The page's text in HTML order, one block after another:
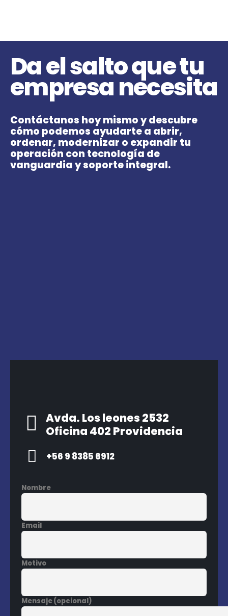
Da el salto que tu
empresa necesita
Contáctanos hoy mismo y descubre
cómo podemos ayudarte a abrir,
ordenar, modernizar o expandir tu
operación con tecnología de
vanguardia y soporte integral.
Avda. Los leones 2532
Oficina 402 Providencia
+56 9 8385 6912
Nombre
Email
Motivo
Mensaje (opcional)